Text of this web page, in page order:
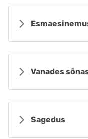
Vanades
Sagedus